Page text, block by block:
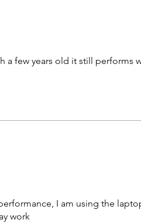
a few years old it still performs
I am using the
work